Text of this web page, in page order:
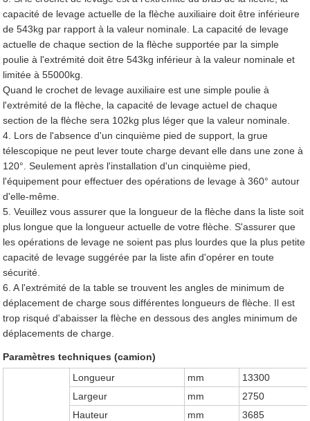
capacité de levage actuelle de la flèche auxiliaire doit être inférieure
de 543kg par rapport à la valeur nominale. La capacité de levage
actuelle de chaque section de la flèche supportée par la simple
poulie à l'extrémité doit être 543kg inférieur à la valeur nominale et
limitée à 55000kg.
Quand le crochet de levage auxiliaire est une simple poulie à
l'extrémité de la flèche, la capacité de levage actuel de chaque
section de la flèche sera 102kg plus léger que la valeur nominale.
4. Lors de l'absence d'un cinquième pied de support, la grue
télescopique ne peut lever toute charge devant elle dans une zone à
120°. Seulement après l'installation d'un cinquième pied,
l'équipement pour effectuer des opérations de levage à 360° autour
d'elle-même.
5. Veuillez vous assurer que la longueur de la flèche dans la liste soit
plus longue que la longueur actuelle de votre flèche. S'assurer que
les opérations de levage ne soient pas plus lourdes que la plus petite
capacité de levage suggérée par la liste afin d'opérer en toute
sécurité.
6. A l'extrémité de la table se trouvent les angles de minimum de
déplacement de charge sous différentes longueurs de flèche. Il est
trop risqué d'abaisser la flèche en dessous des angles minimum de
déplacements de charge.
Paramètres techniques (camion)
Longueur mm
13300
Largeur
mm
2750
Hauteur
mm 3685